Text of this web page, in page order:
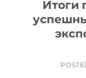
Итоги